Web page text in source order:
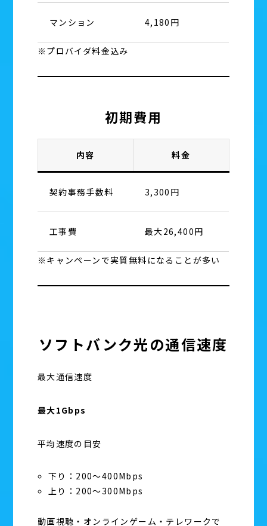
マンション 4,180円
※プロバイダ料金込み
初期費用
内容 料金
契約事務手数料 3,300円
工事費 最大26,400円
※キャンペーンで実質無料になることが多い
ソフトバンク光の通信速度
最大通信速度
最大1Gbps
平均速度の目安
下り：200〜400Mbps
上り：200〜300Mbps
動画視聴・オンラインゲーム・テレワークで